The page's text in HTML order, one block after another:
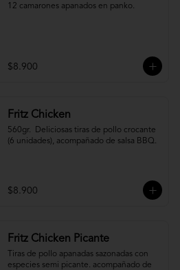
12 camarones apanados en panko.
$8.900
Fritz Chicken
560gr.  Deliciosas tiras de pollo crocante
(6 unidades), acompañado de salsa BBQ.
$8.900
Fritz Chicken Picante
Tiras de pollo apanadas sazonadas con
especies semi picante. acompañado de